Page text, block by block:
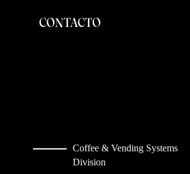
CONTACTO
Coffee & Vending Systems
Division